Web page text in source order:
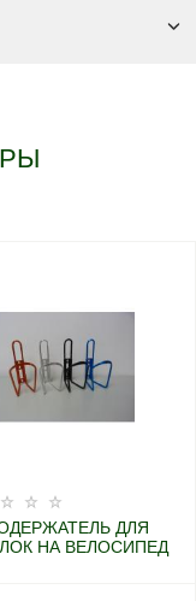
ДЛЯ
НА ВЕЛОСИПЕД